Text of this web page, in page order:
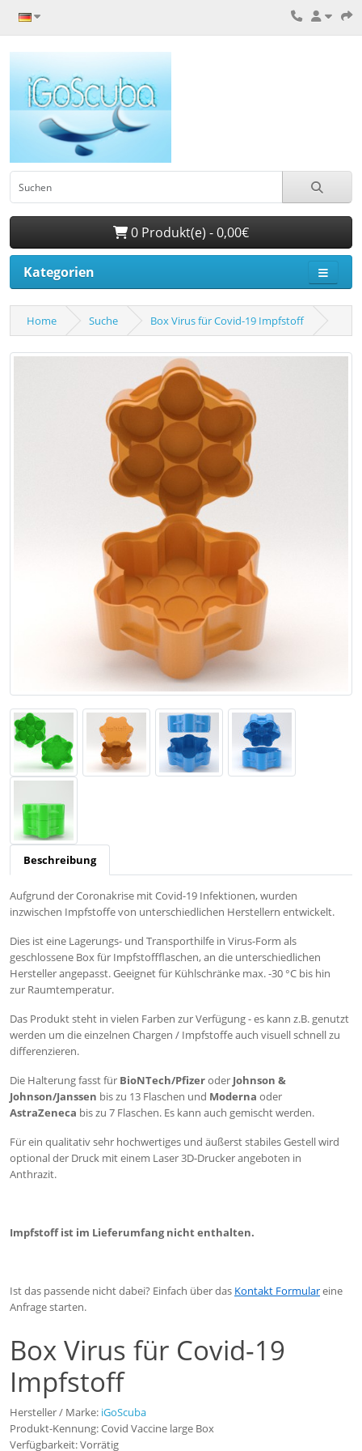
0 Produkt(e) - 0,00€
Kategorien
Home Suche Box Virus für Covid-19 Impfstoff
Beschreibung
Aufgrund der Coronakrise mit Covid-19 Infektionen, wurden
inzwischen Impfstoffe von unterschiedlichen Herstellern entwickelt.
Dies ist eine Lagerungs- und Transporthilfe in Virus-Form als
geschlossene Box für Impfstoffflaschen, an die unterschiedlichen
Hersteller angepasst. Geeignet für Kühlschränke max. -30 °C bis hin
zur Raumtemperatur.
Das Produkt steht in vielen Farben zur Verfügung - es kann z.B. genutzt
werden um die einzelnen Chargen / Impfstoffe auch visuell schnell zu
differenzieren.
Die Halterung fasst für BioNTech/Pfizeroder Johnson &
Johnson/Janssen bis zu 13 Flaschen und Moderna oder
AstraZeneca bis zu 7 Flaschen. Es kann auch gemischt werden.
Für ein qualitativ sehr hochwertiges und äußerst stabiles Gestell wird
optional der Druck mit einem Laser 3D-Drucker angeboten in
Anthrazit.
Impfstoff ist im Lieferumfang nicht enthalten.
Ist das passende nicht dabei? Einfach über das Kontakt Formulareine
Anfrage starten.
Box Virus für Covid-19
Impfstoff
Hersteller / Marke: iGoScuba
Produkt-Kennung: Covid Vaccine large Box
Verfügbarkeit: Vorrätig